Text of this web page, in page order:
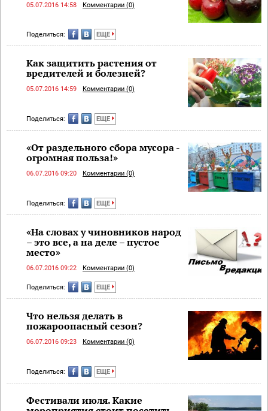
05.07.2016 14:58 Комментарии (0)
Поделиться: ЕЩЕ
Как защитить растения от
вредителей и болезней?
05.07.2016 14:59 Комментарии (0)
Поделиться: ЕЩЕ
«От раздельного сбора мусора -
огромная польза!»
06.07.2016 09:20 Комментарии (0)
Поделиться: ЕЩЕ
«На словах у чиновников народ
– это все, а на деле – пустое
место»
06.07.2016 09:22 Комментарии (0)
Поделиться: ЕЩЕ
Что нельзя делать в
пожароопасный сезон?
06.07.2016 09:23 Комментарии (0)
Поделиться: ЕЩЕ
Фестивали июля. Какие